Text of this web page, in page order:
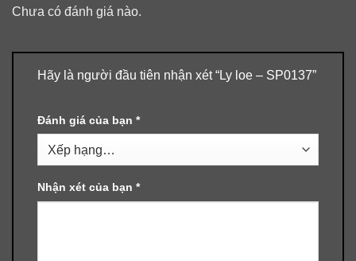
Chưa có đánh giá nào.
Hãy là người đầu tiên nhận xét “Ly loe – SP0137”
Đánh giá của bạn *
Nhận xét của bạn *